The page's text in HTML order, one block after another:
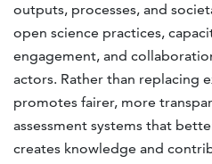
outputs, processes, and
open science practices,
engagement, and
actors. Rather than replacing
promotes fairer, more
assessment systems that
creates knowledge and